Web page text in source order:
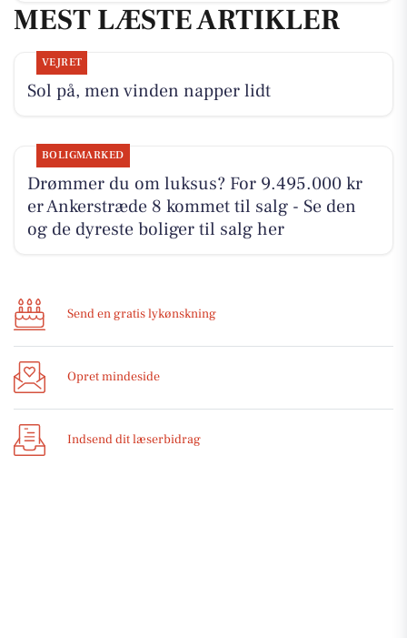
MEST LÆSTE ARTIKLER
VEJRET
Sol på, men vinden napper lidt
BOLIGMARKED
Drømmer du om luksus? For 9.495.000 kr
er Ankerstræde 8 kommet til salg - Se den
og de dyreste boliger til salg her
Send en gratis lykønskning
Opret mindeside
Indsend dit læserbidrag